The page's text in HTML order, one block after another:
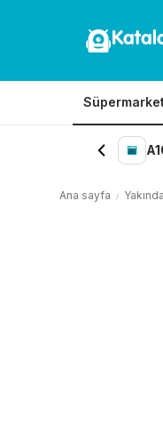
Ana sayfa